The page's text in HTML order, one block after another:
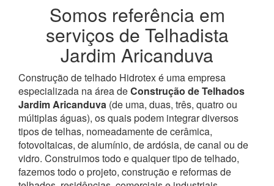
Somos referência em
serviços de Telhadista
Jardim Aricanduva
Construção de telhado Hidrotex é uma empresa
especializada na área deConstrução de Telhados
Jardim Aricanduva (de uma, duas, três, quatro ou
múltiplas águas), os quais podem integrar diversos
tipos de telhas, nomeadamente de cerâmica,
fotovoltaicas, de alumínio, de ardósia, de canal ou de
vidro. Construimos todo e qualquer tipo de telhado,
fazemos todo o projeto, construção e reformas de